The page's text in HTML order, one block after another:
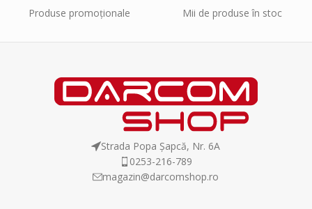
Produse promoționale
Mii de produse în stoc
Strada Popa Șapcă, Nr. 6A
0253-216-789
magazin@darcomshop.ro